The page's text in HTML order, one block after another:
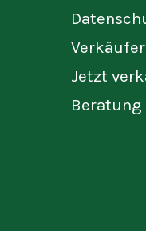
Jetzt